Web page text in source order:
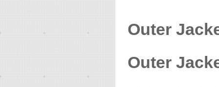
Outer
Outer